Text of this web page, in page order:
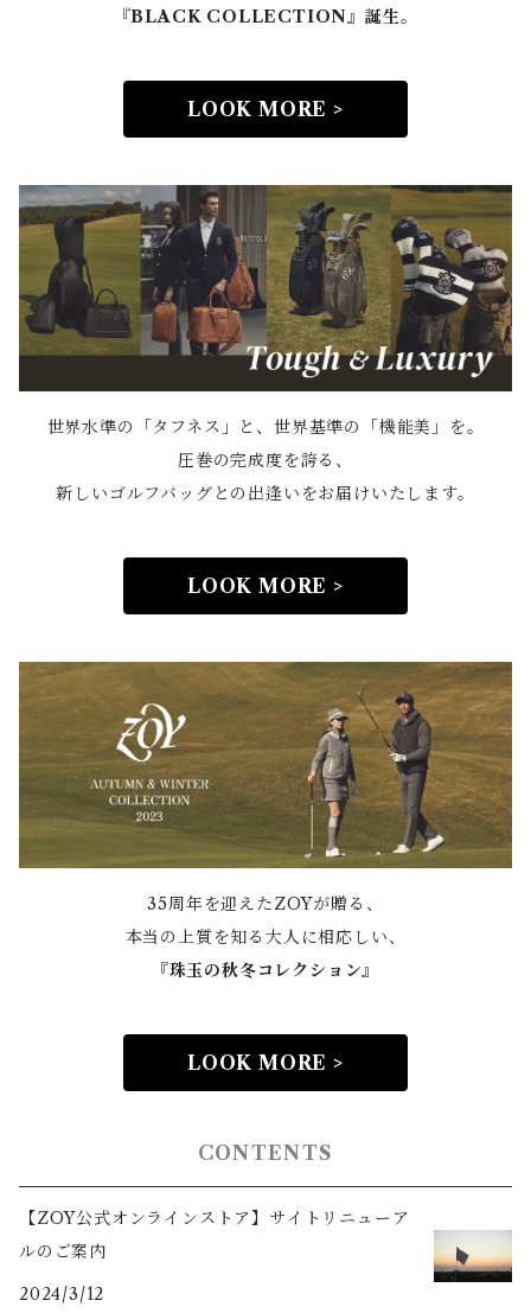
『BLACK COLLECTION』誕生。
LOOK MORE >
世界水準の「タフネス」と、世界基準の「機能美」を。
圧巻の完成度を誇る、
新しいゴルフバッグとの出逢いをお届けいたします。
LOOK MORE >
35周年を迎えたZOYが贈る、
本当の上質を知る大人に相応しい、
『珠玉の秋冬コレクション』
LOOK MORE >
CONTENTS
【ZOY公式オンラインストア】サイトリニューア
ルのご案内
2024/3/12